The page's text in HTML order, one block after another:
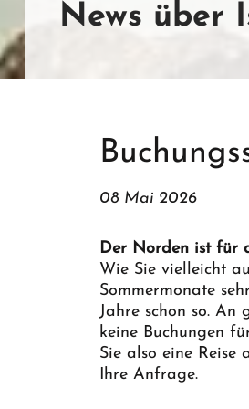
News über
08 Mai 2026
Der Norden ist für
Wie Sie vielleicht
Sommermonate
Jahre schon so. An
keine Buchungen
Sie also eine Reise
Ihre Anfrage.